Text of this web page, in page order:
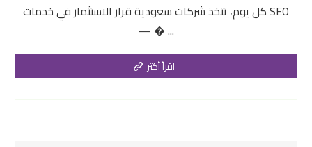
كل يوم، تتخذ شركات سعودية قرار الاستثمار في خدمات SEO
— � ...
اقرأ أكثر